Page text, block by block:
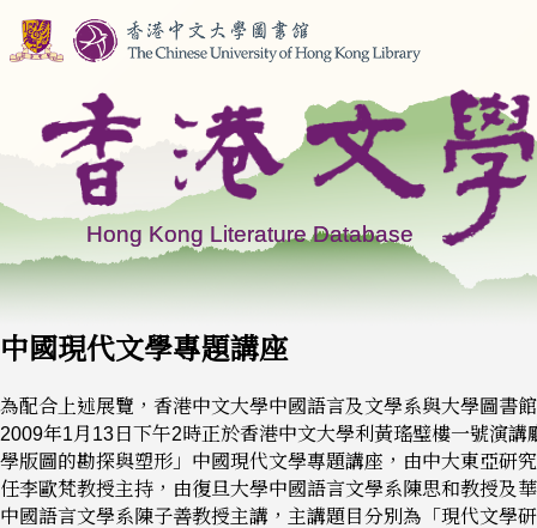
中國現代文學專題講座
為配合上述展覽，香港中文大學中國語言及文學系與大學圖書
2009年1月13日下午2時正於香港中文大學利黃瑤璧樓一號演講
學版圖的勘探與塑形」中國現代文學專題講座，由中大東亞研
任李歐梵教授主持，由復旦大學中國語言文學系陳思和教授及
中國語言文學系陳子善教授主講，主講題目分別為「現代文學